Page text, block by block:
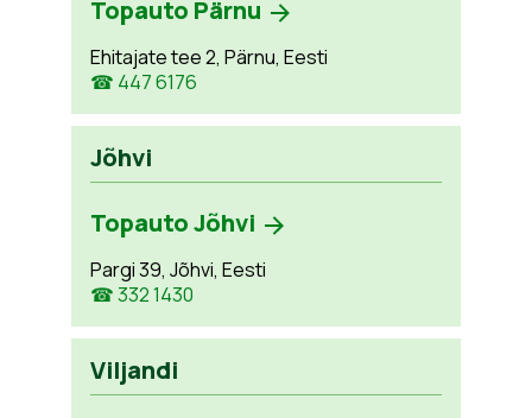
Topauto Pärnu
Ehitajate tee 2, Pärnu, Eesti
☎ 447 6176
Jõhvi
Topauto Jõhvi
Pargi 39, Jõhvi, Eesti
☎ 332 1430
Viljandi